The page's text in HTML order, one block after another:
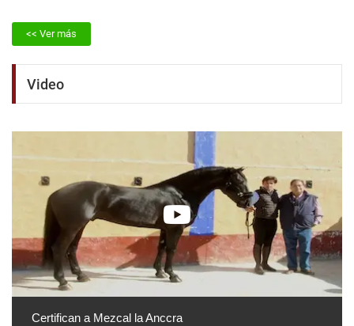
<< Ver más
Video
Certifican a Mezcal la Anccra